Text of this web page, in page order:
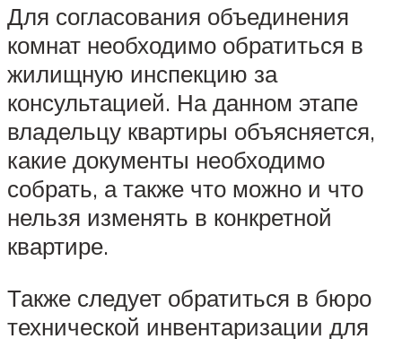
Для согласования объединения
комнат необходимо обратиться в
жилищную инспекцию за
консультацией. На данном этапе
владельцу квартиры объясняется,
какие документы необходимо
собрать, а также что можно и что
нельзя изменять в конкретной
квартире.
Также следует обратиться в бюро
технической инвентаризации для